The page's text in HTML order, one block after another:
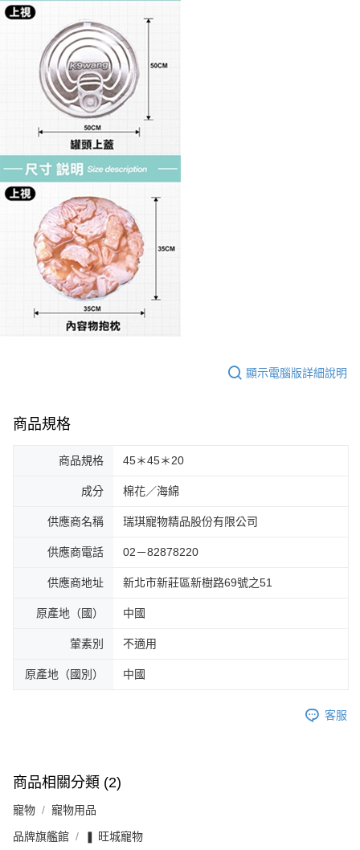
顯示電腦版詳細說明
商品規格
商品規格 45＊45＊20
成分 棉花／海綿
供應商名稱 瑞琪寵物精品股份有限公司
供應商電話 02－82878220
供應商地址 新北市新莊區新樹路69號之51
原產地（國） 中國
葷素別 不適用
原產地（國別） 中國
客服
商品相關分類 (2)
寵物 寵物用品
品牌旗艦館 ❚ 旺城寵物